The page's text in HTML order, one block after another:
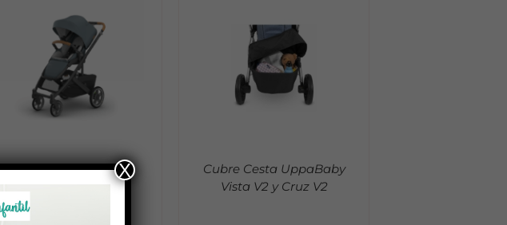
Cruz V3 UppaBaby
ADD TO CART
DETALLES
Cubre Cesta UppaBaby
Vista V2 y Cruz V2
X